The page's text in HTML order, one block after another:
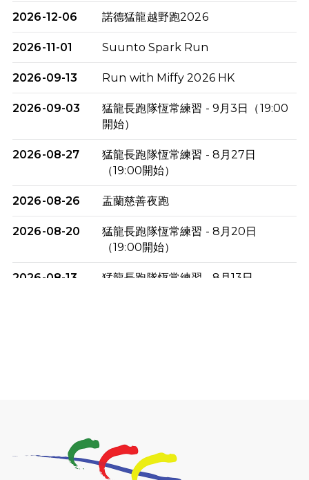
2026-12-06 諾德猛龍越野跑2026
2026-11-01 Suunto Spark Run
2026-09-13 Run with Miffy 2026 HK
2026-09-03
猛龍長跑隊恆常練習 - 9月3日（19:00
開始）
2026-08-27
猛龍長跑隊恆常練習 - 8月27日
（19:00開始）
2026-08-26 盂蘭慈善夜跑
2026-08-20
猛龍長跑隊恆常練習 - 8月20日
（19:00開始）
2026-08-13
猛龍長跑隊恆常練習 - 8月13日
2026-07-23
猛龍長跑隊恆常練習 - 7月23日
（19:00開始）